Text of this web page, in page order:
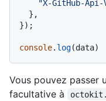
"X-GitHub-
});
console. log
Vous pouvez passer
facultative à